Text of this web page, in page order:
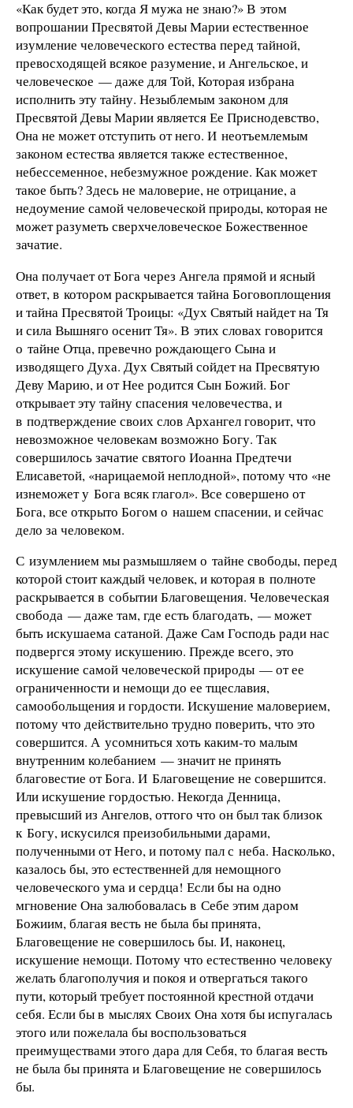
«Как будет это, когда Я мужа не знаю?» В этом
вопрошании Пресвятой Девы Марии естественное
изумление человеческого естества перед тайной,
превосходящей всякое разумение, и Ангельское, и
человеческое — даже для Той, Которая избрана
исполнить эту тайну. Незыблемым законом для
Пресвятой Девы Марии является Ее Приснодевство,
Она не может отступить от него. И неотъемлемым
законом естества является также естественное,
небессеменное, небезмужное рождение. Как может
такое быть? Здесь не маловерие, не отрицание, а
недоумение самой человеческой природы, которая не
может разуметь сверхчеловеческое Божественное
зачатие.
Она получает от Бога через Ангела прямой и ясный
ответ, в котором раскрывается тайна Боговоплощения
и тайна Пресвятой Троицы: «Дух Святый найдет на Тя
и сила Вышняго осенит Тя». В этих словах говорится
о тайне Отца, превечно рождающего Сына и
изводящего Духа. Дух Святый сойдет на Пресвятую
Деву Марию, и от Нее родится Сын Божий. Бог
открывает эту тайну спасения человечества, и
в подтверждение своих слов Архангел говорит, что
невозможное человекам возможно Богу. Так
совершилось зачатие святого Иоанна Предтечи
Елисаветой, «нарицаемой неплодной», потому что «не
изнеможет у Бога всяк глагол». Все совершено от
Бога, все открыто Богом о нашем спасении, и сейчас
дело за человеком.
С изумлением мы размышляем о тайне свободы, перед
которой стоит каждый человек, и которая в полноте
раскрывается в событии Благовещения. Человеческая
свобода — даже там, где есть благодать, — может
быть искушаема сатаной. Даже Сам Господь ради нас
подвергся этому искушению. Прежде всего, это
искушение самой человеческой природы — от ее
ограниченности и немощи до ее тщеславия,
самообольщения и гордости. Искушение маловерием,
потому что действительно трудно поверить, что это
совершится. А усомниться хоть каким-то малым
внутренним колебанием — значит не принять
благовестие от Бога. И Благовещение не совершится.
Или искушение гордостью. Некогда Денница,
превысший из Ангелов, оттого что он был так близок
к Богу, искусился преизобильными дарами,
полученными от Него, и потому пал с неба. Насколько,
казалось бы, это естественней для немощного
человеческого ума и сердца! Если бы на одно
мгновение Она залюбовалась в Себе этим даром
Божиим, благая весть не была бы принята,
Благовещение не совершилось бы. И, наконец,
искушение немощи. Потому что естественно человеку
желать благополучия и покоя и отвергаться такого
пути, который требует постоянной крестной отдачи
себя. Если бы в мыслях Своих Она хотя бы испугалась
этого или пожелала бы воспользоваться
преимуществами этого дара для Себя, то благая весть
не была бы принята и Благовещение не совершилось
бы.